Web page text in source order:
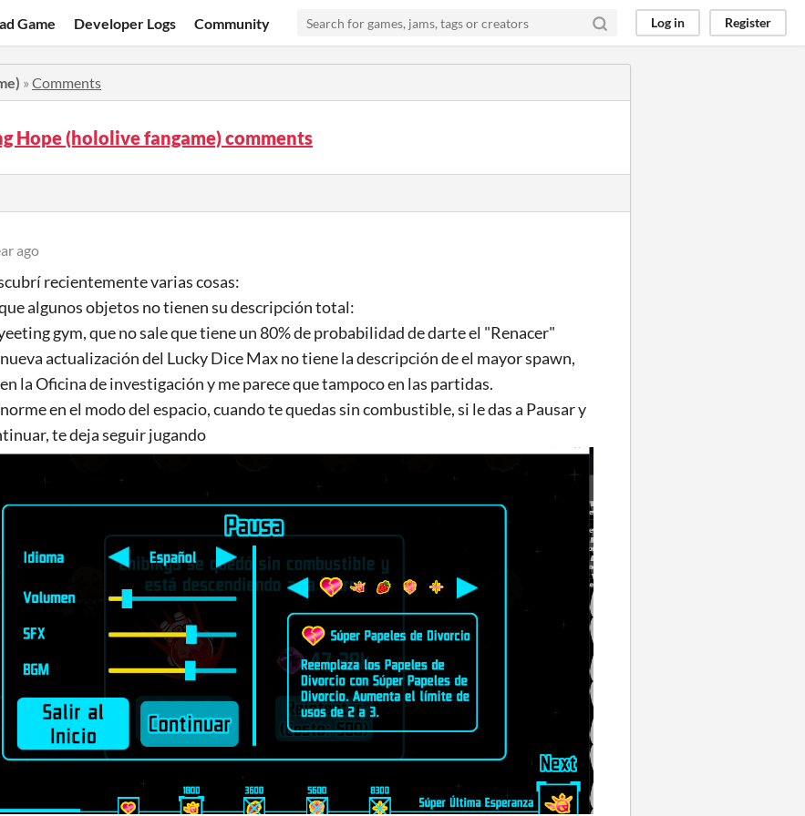
Game Developer Logs Community Log in Register
» Comments
Hope (hololive fangame) comments
ago
recientemente varias cosas:
algunos objetos no tienen su descripción total:
gym, que no sale que tiene un 80% de probabilidad de darte el "Renacer"
actualización del Lucky Dice Max no tiene la descripción de el mayor spawn,
la Oficina de investigación y me parece que tampoco en las partidas.
en el modo del espacio, cuando te quedas sin combustible, si le das a Pausar y
te deja seguir jugando